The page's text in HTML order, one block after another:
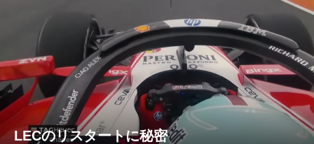
LECのリスタートに秘密